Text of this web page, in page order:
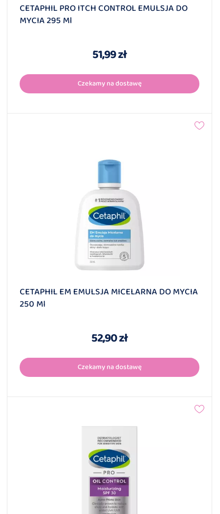
CETAPHIL PRO ITCH CONTROL EMULSJA DO
MYCIA 295 Ml
51,99 zł
Czekamy na dostawę
CETAPHIL EM EMULSJA MICELARNA DO MYCIA
250 Ml
52,90 zł
Czekamy na dostawę